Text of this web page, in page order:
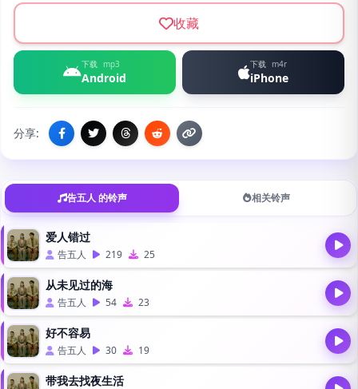
收藏
下载 mp3
Android
下载 m4r
iPhone
分享:
告五人 的铃声 相关铃声
爱人错过
告五人 219 25
从未见过的海
告五人 54 23
好不容易
告五人 30 19
带我去找夜生活